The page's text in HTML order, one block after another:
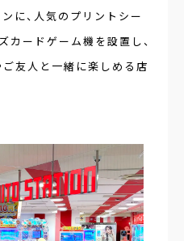
に、人気のプリントシー
カードゲーム機を設置し、
友人と一緒に楽しめる店